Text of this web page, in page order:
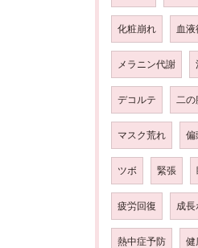
化粧崩れ 血
メラニン代謝
デコルテ 二の
マスク荒れ 偏
ツボ 緊張
疲労回復 成長
熱中症予防 健